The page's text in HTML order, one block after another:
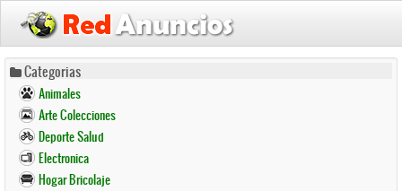
Pasar
contenido
principal
Categorias
Animales
Arte Colecciones
Deporte Salud
Electronica
Hogar Bricolaje